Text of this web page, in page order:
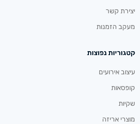
יצירת קשר
מעקב הזמנות
קטגוריות נפוצות
עיצוב אירועים
קופסאות
שקיות
מוצרי אריזה